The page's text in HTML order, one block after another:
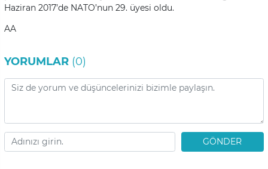
Haziran 2017’de NATO’nun 29. üyesi oldu.
AA
YORUMLAR (0)
GÖNDER